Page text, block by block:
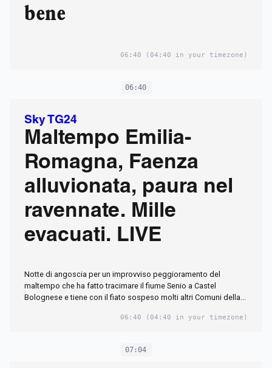
bene
06:40 (04:40 in your timezone)
06:40
Sky TG24
Maltempo Emilia-
Romagna, Faenza
alluvionata, paura nel
ravennate. Mille
evacuati. LIVE
Notte di angoscia per un improvviso peggioramento del
maltempo che ha fatto tracimare il fiume Senio a Castel
Bolognese e tiene con il fiato sospeso molti altri Comuni della...
06:40 (04:40 in your timezone)
07:04